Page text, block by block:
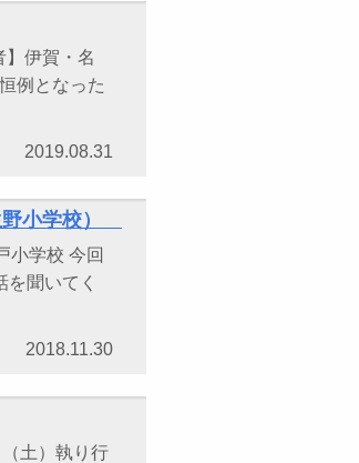
伊賀・名
例となった
2019.08.31
野小学校）
小学校 今回
聞いてく
2018.11.30
土）執り行